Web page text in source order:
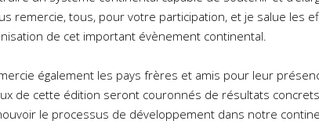
remercie, tous, pour votre participation, et je salue les
de cet important évènement continental.
également les pays frères et amis pour leur
de cette édition seront couronnés de résultats
le processus de développement dans notre